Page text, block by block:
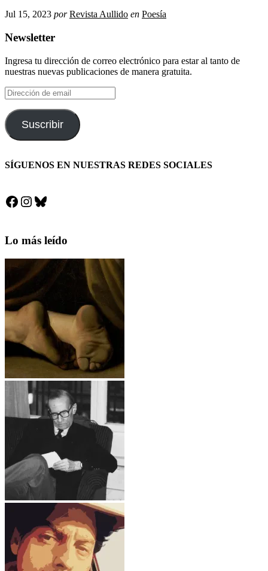
Jul 15, 2023 por Revista Aullido en Poesía
Newsletter
Ingresa tu dirección de correo electrónico para estar al tanto de
nuestras nuevas publicaciones de manera gratuita.
Dirección
de
email
Suscribir
SÍGUENOS EN NUESTRAS REDES SOCIALES
Facebook
Instagram
Bluesky
Lo más leído